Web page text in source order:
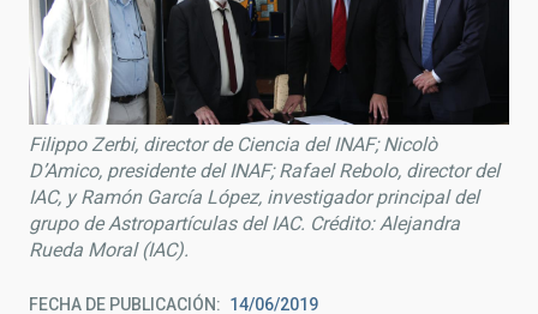
Filippo Zerbi, director de Ciencia del INAF; Nicolò
D’Amico, presidente del INAF; Rafael Rebolo, director del
IAC, y Ramón García López, investigador principal del
grupo de Astropartículas del IAC. Crédito: Alejandra
Rueda Moral (IAC).
FECHA DE PUBLICACIÓN 14/06/2019